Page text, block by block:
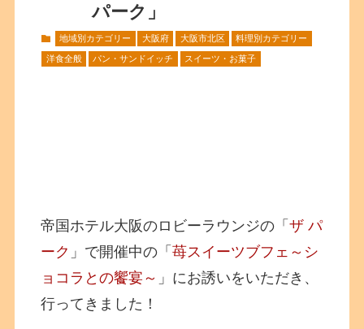
パーク」
地域別カテゴリー 大阪府 大阪市北区 料理別カテゴリー
洋食全般 パン・サンドイッチ スイーツ・お菓子
帝国ホテル大阪のロビーラウンジの「ザ パ
ーク 」で開催中の「苺スイーツブフェ～シ
ョコラとの饗宴～ 」にお誘いをいただき、
行ってきました！